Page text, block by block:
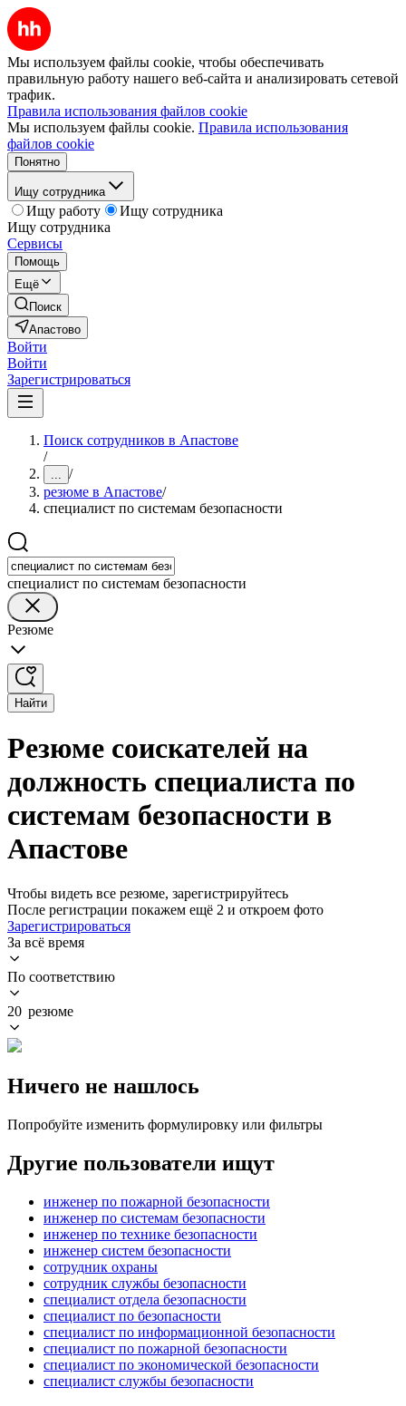
Мы используем файлы cookie, чтобы обеспечивать
правильную работу нашего веб-сайта и анализировать сетевой
трафик.
Правила использования файлов cookie
Мы используем файлы cookie. Правила использования
файлов cookie
Понятно
Ищу сотрудника
Ищу работу
Ищу сотрудника
Ищу сотрудника
Сервисы
Помощь
Ещё
Поиск
Апастово
Войти
Войти
Зарегистрироваться
Поиск сотрудников в Апастове
/
... /
резюме в Апастове/
специалист по системам безопасности
специалист по системам безопасности
Резюме
Найти
Резюме соискателей на
должность специалиста по
системам безопасности в
Апастове
Чтобы видеть все резюме, зарегистрируйтесь
После регистрации покажем ещё 2 и откроем фото
Зарегистрироваться
За всё время
По соответствию
20 резюме
Ничего не нашлось
Попробуйте изменить формулировку или фильтры
Другие пользователи ищут
инженер по пожарной безопасности
инженер по системам безопасности
инженер по технике безопасности
инженер систем безопасности
сотрудник охраны
сотрудник службы безопасности
специалист отдела безопасности
специалист по безопасности
специалист по информационной безопасности
специалист по пожарной безопасности
специалист по экономической безопасности
специалист службы безопасности